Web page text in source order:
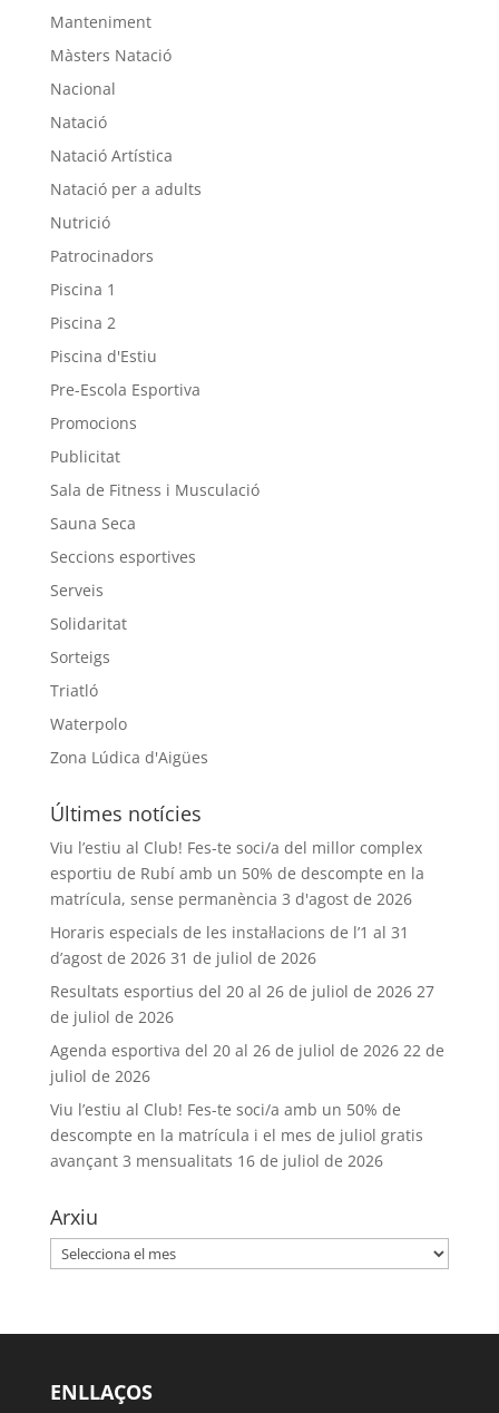
Manteniment
Màsters Natació
Nacional
Natació
Natació Artística
Natació per a adults
Nutrició
Patrocinadors
Piscina 1
Piscina 2
Piscina d'Estiu
Pre-Escola Esportiva
Promocions
Publicitat
Sala de Fitness i Musculació
Sauna Seca
Seccions esportives
Serveis
Solidaritat
Sorteigs
Triatló
Waterpolo
Zona Lúdica d'Aigües
Últimes notícies
Viu l’estiu al Club! Fes-te soci/a del millor complex
esportiu de Rubí amb un 50% de descompte en la
matrícula, sense permanència 3 d'agost de 2026
Horaris especials de les instal·lacions de l’1 al 31
d’agost de 2026 31 de juliol de 2026
Resultats esportius del 20 al 26 de juliol de 2026 27
de juliol de 2026
Agenda esportiva del 20 al 26 de juliol de 2026 22 de
juliol de 2026
Viu l’estiu al Club! Fes-te soci/a amb un 50% de
descompte en la matrícula i el mes de juliol gratis
avançant 3 mensualitats 16 de juliol de 2026
Arxiu
Arxiu
ENLLAÇOS